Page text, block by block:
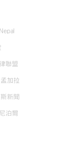
Nepal
聯盟
孟加拉
新聞
尼泊爾